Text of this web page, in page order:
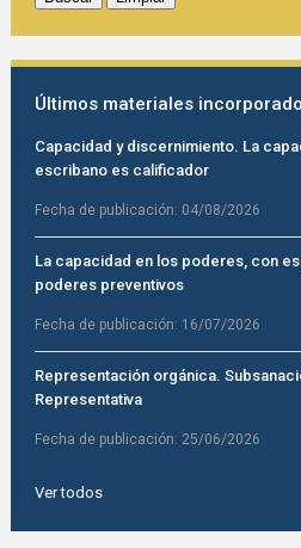
Últimos materiales
Capacidad y discernimiento. La
escribano es calificador
Fecha de publicación: 04/08/2026
La capacidad en los poderes, con
poderes preventivos
Fecha de publicación: 16/07/2026
Representación orgánica.
Representativa
Fecha de publicación: 25/06/2026
Ver todos